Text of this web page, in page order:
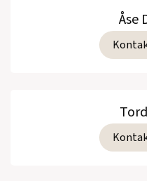
Åse